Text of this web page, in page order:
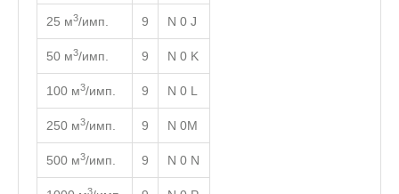
25 м3/имп. 9 N 0 J
50 м3/имп. 9 N 0 K
100 м3/имп. 9 N 0 L
250 м3/имп. 9 N 0M
500 м3/имп. 9 N 0 N
3